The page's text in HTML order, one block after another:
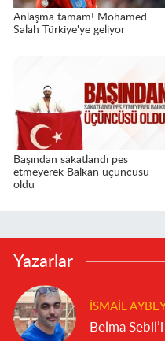
Anlaşma tamam! Mohamed
Salah Türkiye'ye geliyor
Başından sakatlandı pes
etmeyerek Balkan üçüncüsü
oldu
Yazarlar
İSMAIL
Belma